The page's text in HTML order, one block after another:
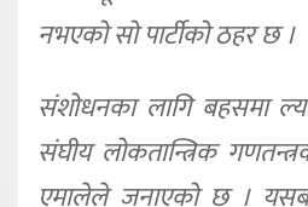
नभएको सो पार्टीको ठहर छ ।
संशोधनका लागि बहसमा
संघीय लोकतान्त्रिक
एमालेले जनाएको छ ।